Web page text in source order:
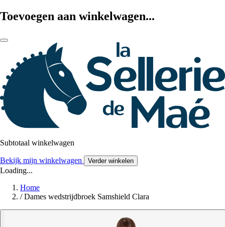
Toevoegen aan winkelwagen...
Subtotaal winkelwagen
Bekijk mijn winkelwagen Verder winkelen
Loading...
Home
/ Dames wedstrijdbroek Samshield Clara